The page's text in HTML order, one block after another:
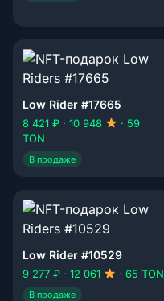
Low Rider #17665
8 421 ₽ · 10 948
· 59
TON
В продаже
Low Rider #10529
9 277 ₽ · 12 061 · 65 TON
В продаже